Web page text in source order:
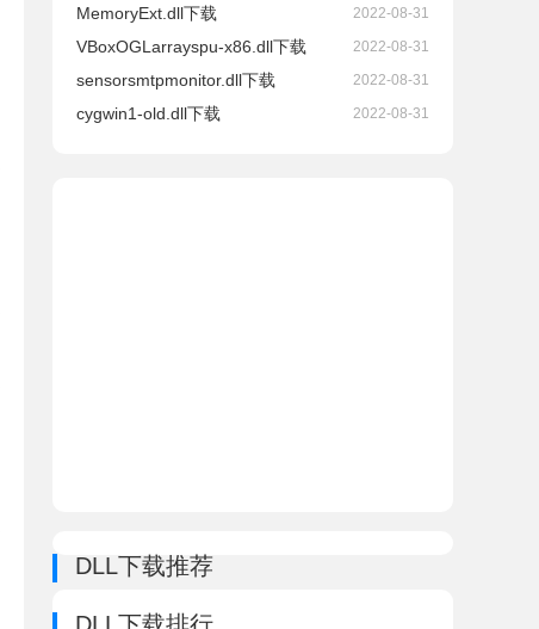
MemoryExt.dll下载 2022-08-31
VBoxOGLarrayspu-x86.dll下载 2022-08-31
sensorsmtpmonitor.dll下载 2022-08-31
cygwin1-old.dll下载 2022-08-31
DLL下载推荐